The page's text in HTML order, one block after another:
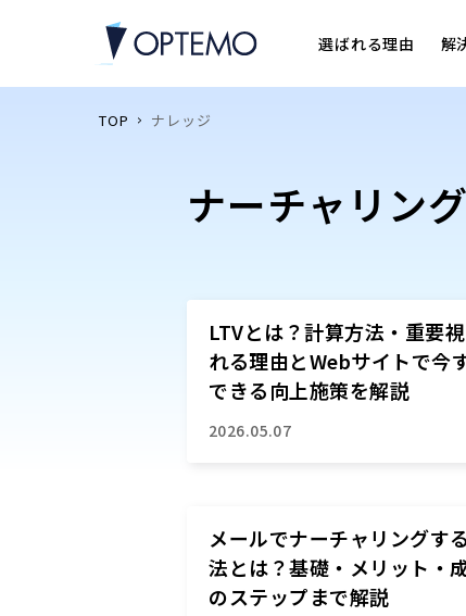
選ばれる理由 解
TOP ナレッジ
ナーチャリン
LTVとは？計算方法・重要
れる理由とWebサイトで今
できる向上施策を解説
2026.05.07
メールでナーチャリングす
法とは？基礎・メリット・
のステップまで解説